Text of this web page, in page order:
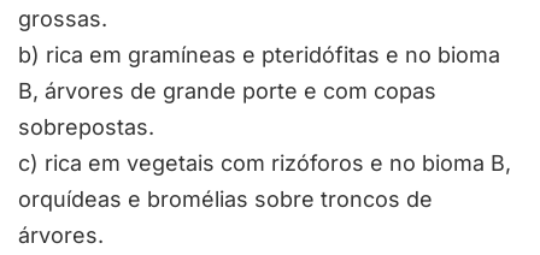
grossas.
b) rica em gramíneas e pteridófitas e no bioma
B, árvores de grande porte e com copas
sobrepostas.
c) rica em vegetais com rizóforos e no bioma B,
orquídeas e bromélias sobre troncos de
árvores.